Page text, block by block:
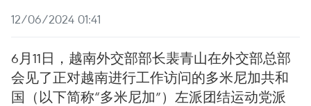
12/06/2024 01:41
6月11日，越南外交部部长裴青山在外交部总部
会见了正对越南进行工作访问的多米尼加共和
国（以下简称“多米尼加”）左派团结运动党派